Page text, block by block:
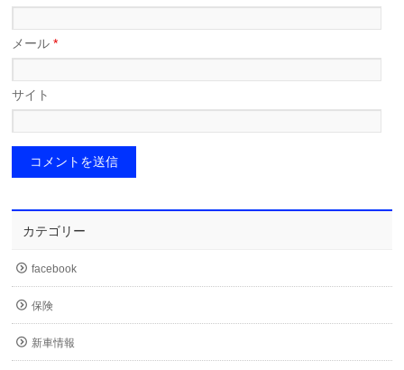
メール*
サイト
カテゴリー
facebook
保険
新車情報